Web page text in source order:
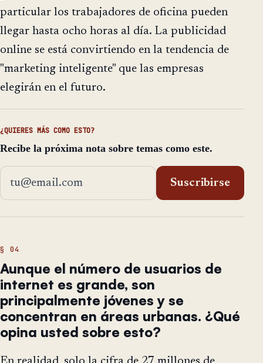
particular los trabajadores de oficina pueden
llegar hasta ocho horas al día. La publicidad
online se está convirtiendo en la tendencia de
"marketing inteligente" que las empresas
elegirán en el futuro.
¿QUIERES MÁS COMO ESTO?
Recibe la próxima nota sobre temas como este.
Dirección de email
Suscribirse
Aunque el número de usuarios de
internet es grande, son
principalmente jóvenes y se
concentran en áreas urbanas. ¿Qué
opina usted sobre esto?